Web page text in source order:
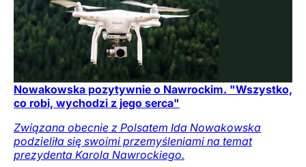
Nowakowska pozytywnie o Nawrockim. "Wszystko,
co robi, wychodzi z jego serca"
Związana obecnie z Polsatem Ida Nowakowska
podzieliła się swoimi przemyśleniami na temat
prezydenta Karola Nawrockiego.